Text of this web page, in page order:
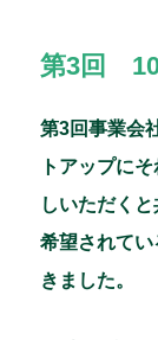
第3回
第3回事業会
トアップに
しいただく
希望されて
きました。